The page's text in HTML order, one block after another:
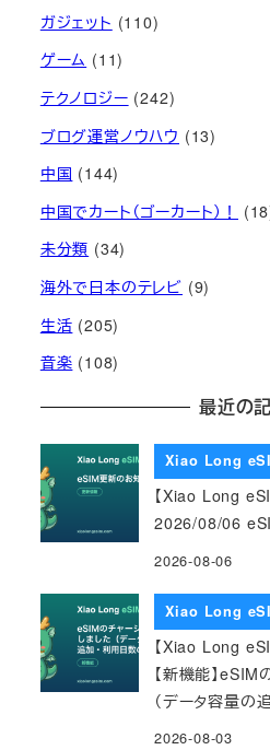
ガジェット (110)
ゲーム (11)
テクノロジー (242)
ブログ運営ノウハウ (13)
中国 (144)
中国でカート（ゴーカート）！
未分類 (34)
海外で日本のテレビ (9)
生活 (205)
音楽 (108)
最近の
Xiao Long
【Xiao Long
2026/08/06
2026-08-06
Xiao Long
【Xiao Long
【新機能】
（データ容量の
2026-08-03